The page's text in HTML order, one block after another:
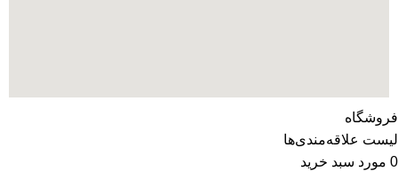
فروشگاه
لیست علاقه‌مندی‌ها
0 مورد سبد خرید